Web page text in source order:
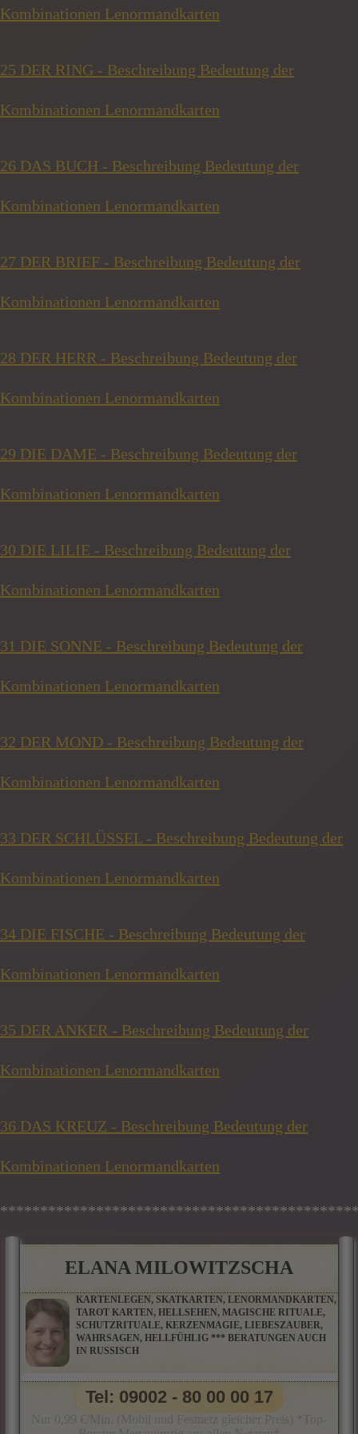
Kombinationen Lenormandkarten
25 DER RING - Beschreibung Bedeutung der
Kombinationen Lenormandkarten
26 DAS BUCH - Beschreibung Bedeutung der
Kombinationen Lenormandkarten
27 DER BRIEF - Beschreibung Bedeutung der
Kombinationen Lenormandkarten
28 DER HERR - Beschreibung Bedeutung der
Kombinationen Lenormandkarten
29 DIE DAME - Beschreibung Bedeutung der
Kombinationen Lenormandkarten
30 DIE LILIE - Beschreibung Bedeutung der
Kombinationen Lenormandkarten
31 DIE SONNE - Beschreibung Bedeutung der
Kombinationen Lenormandkarten
32 DER MOND - Beschreibung Bedeutung der
Kombinationen Lenormandkarten
33 DER SCHLÜSSEL - Beschreibung Bedeutung der
Kombinationen Lenormandkarten
34 DIE FISCHE - Beschreibung Bedeutung der
Kombinationen Lenormandkarten
35 DER ANKER - Beschreibung Bedeutung der
Kombinationen Lenormandkarten
36 DAS KREUZ - Beschreibung Bedeutung der
Kombinationen Lenormandkarten
ELANA MILOWITZSCHA
KARTENLEGEN, SKATKARTEN, LENORMANDKARTEN,
TAROT KARTEN, HELLSEHEN, MAGISCHE RITUALE,
SCHUTZRITUALE, KERZENMAGIE, LIEBESZAUBER,
WAHRSAGEN, HELLFÜHLIG *** BERATUNGEN AUCH
IN RUSSISCH
Tel: 09002 - 80 00 00 17